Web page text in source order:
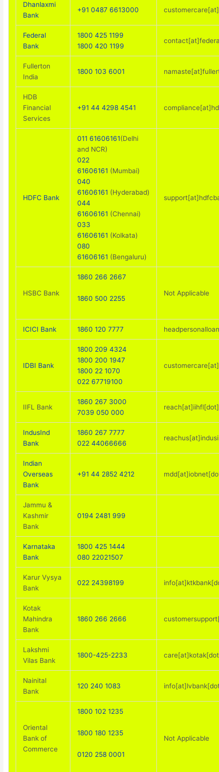
Dhanlaxmi
Bank
+91 0487 6613000
Federal
Bank
1800 425 1199
1800 420 1199
Fullerton
India
1800 103 6001
HDB
Financial
Services
+91 44 4298 4541
HDFC Bank
011 61606161(Delhi
and NCR)
022
61606161 (Mumbai)
040
61606161 (Hyderabad)
044
61606161 (Chennai)
033
61606161 (Kolkata)
080
61606161 (Bengaluru)
HSBC Bank
1860 266 2667
1860 500 2255
Not Applicable
ICICI Bank 1860 120 7777
IDBI Bank
1800 209 4324
1800 200 1947
1800 22 1070
022 67719100
IIFL Bank
1860 267 3000
7039 050 000
IndusInd
Bank
1860 267 7777
022 44066666
Indian
Overseas
Bank
+91 44 2852 4212
Jammu &
Kashmir
Bank
0194 2481 999
Karnataka
Bank
1800 425 1444
080 22021507
Karur Vysya
Bank
022 24398199
Kotak
Mahindra
Bank
1860 266 2666
Lakshmi
Vilas Bank
1800-425-2233
Nainital
Bank
120 240 1083
Oriental
Bank of
Commerce
1800 102 1235
1800 180 1235
0120 258 0001
Not Applicable